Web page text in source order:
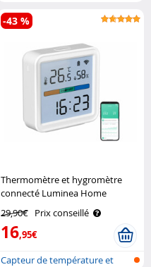
réseau sans..
Thermomètre et hygromètre
connecté Luminea Home
29,90€ Prix conseillé
16,95€
-43 %
Capteur de température et